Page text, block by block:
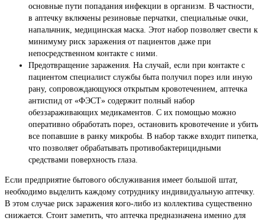
основные пути попадания инфекции в организм. В частности,
в аптечку включены резиновые перчатки, специальные очки,
напальчник, медицинская маска. Этот набор позволяет свести к
минимуму риск заражения от пациентов даже при
непосредственном контакте с ними.
Предотвращение заражения. На случай, если при контакте с
пациентом специалист службы быта получил порез или иную
рану, сопровождающуюся открытым кровотечением, аптечка
антиспид от «ФЭСТ» содержит полный набор
обеззараживающих медикаментов. С их помощью можно
оперативно обработать порез, остановить кровотечение и убить
все попавшие в ранку микробы. В набор также входит пипетка,
что позволяет обрабатывать противобактерицидными
средствами поверхность глаза.
Если предприятие бытового обслуживания имеет большой штат,
необходимо выделить каждому сотруднику индивидуальную аптечку.
В этом случае риск заражения кого-либо из коллектива существенно
снижается. Стоит заметить, что аптечка предназначена именно для